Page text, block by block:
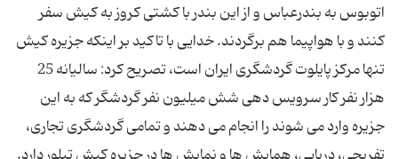
اتوبوس به بندرعباس و از این بندر با کشتی کروز به کیش سفر
کنند و با هواپیما هم برگردند. خدایی با تاکید بر اینکه جزیره کیش
تنها مرکز پایلوت گردشگری ایران است، تصریح کرد: سالیانه 25
هزار نفر کار سرویس دهی شش میلیون نفر گردشگر که به این
جزیره وارد می شوند را انجام می دهند و تمامی گردشگری تجاری،